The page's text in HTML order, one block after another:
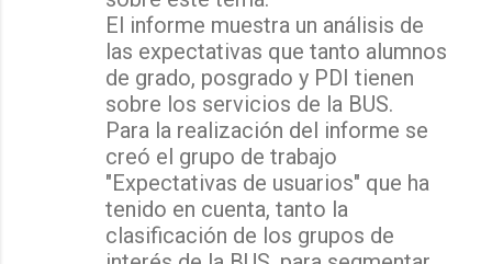
El informe muestra un análisis de
las expectativas que tanto alumnos
de grado, posgrado y PDI tienen
sobre los servicios de la BUS.
Para la realización del informe se
creó el grupo de trabajo
"Expectativas de usuarios" que ha
tenido en cuenta, tanto la
clasificación de los grupos de